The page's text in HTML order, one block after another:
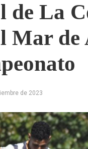
La
Mar de
de 2023